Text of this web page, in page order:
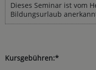
Dieses Seminar ist vom
Bildungsurlaub
Kursgebühren:*